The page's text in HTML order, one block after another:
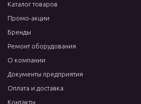
Каталог товаров
Промо-акции
Бренды
Ремонт оборудования
О компании
Документы предприятия
Оплата и доставка
Контакты